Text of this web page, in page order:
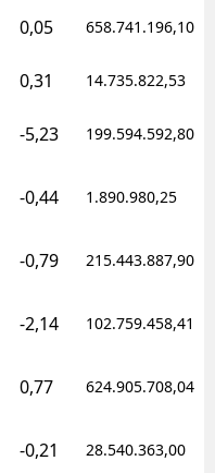
0,05 658.741.196,10
0,31 14.735.822,53
-5,23 199.594.592,80
-0,44 1.890.980,25
-0,79 215.443.887,90
-2,14 102.759.458,41
0,77 624.905.708,04
-0,21 28.540.363,00